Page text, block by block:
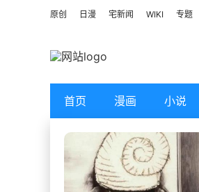
原创 日漫 宅新闻 WIKI 专题
首页 漫画 小说